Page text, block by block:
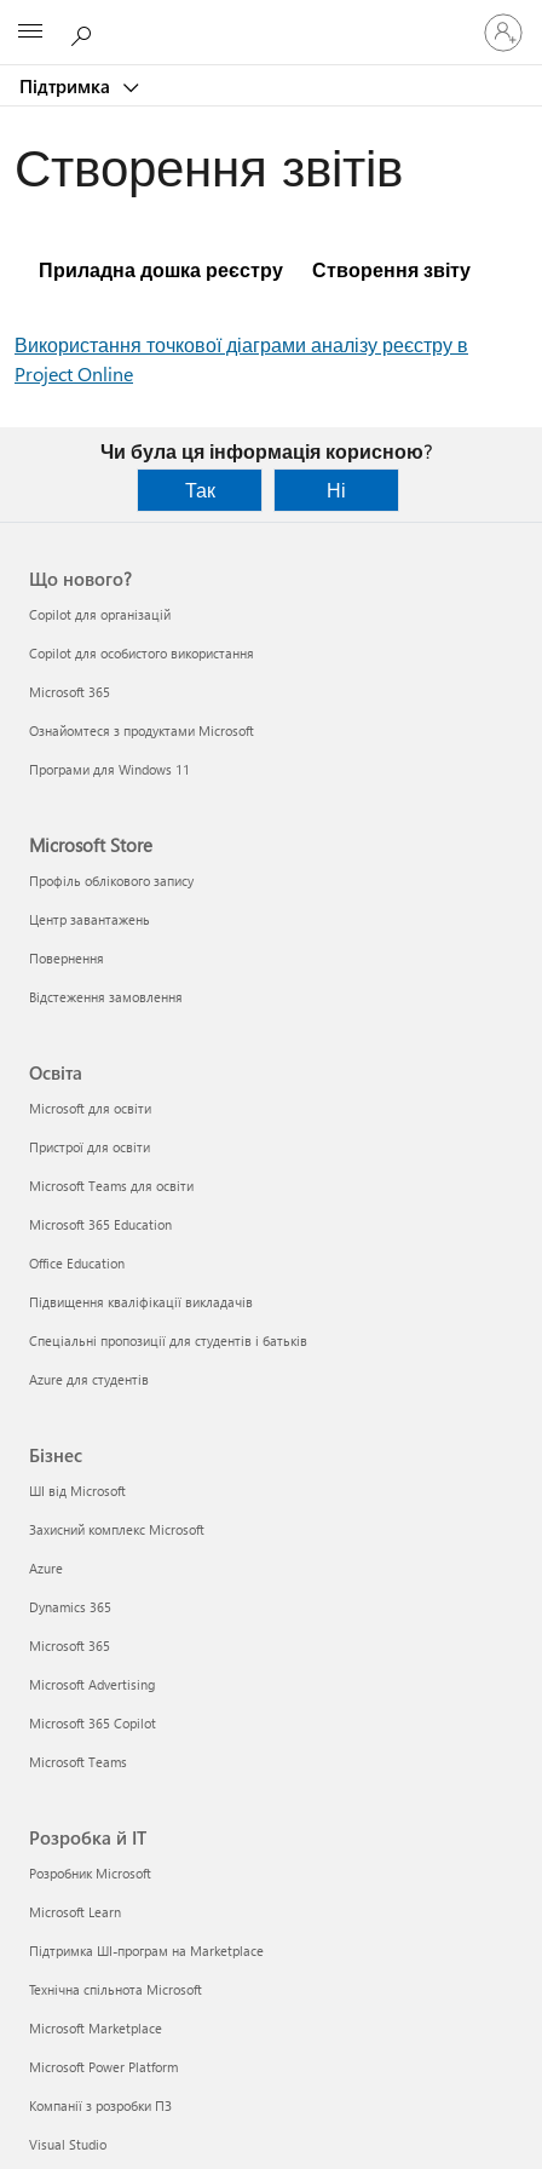
Підтримка
Увійдіть
свій
запис
Створення звітів
Приладна дошка реєстру Створення звіту
Використання точкової діаграми аналізу реєстру в
Project Online
Чи була ця інформація корисною?
Так
Ні
Що нового?
Copilot для організацій
Copilot для особистого використання
Microsoft 365
Ознайомтеся з продуктами Microsoft
Програми для Windows 11
Microsoft Store
Профіль облікового запису
Центр завантажень
Повернення
Відстеження замовлення
Освіта
Microsoft для освіти
Пристрої для освіти
Microsoft Teams для освіти
Microsoft 365 Education
Office Education
Підвищення кваліфікації викладачів
Спеціальні пропозиції для студентів і батьків
Azure для студентів
Бізнес
ШІ від Microsoft
Захисний комплекс Microsoft
Azure
Dynamics 365
Microsoft 365
Microsoft Advertising
Microsoft 365 Copilot
Microsoft Teams
Розробка й ІТ
Розробник Microsoft
Microsoft Learn
Підтримка ШІ-програм на Marketplace
Технічна спільнота Microsoft
Microsoft Marketplace
Microsoft Power Platform
Компанії з розробки ПЗ
Visual Studio